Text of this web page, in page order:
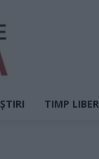
ȘTIRI TIMP LIBER